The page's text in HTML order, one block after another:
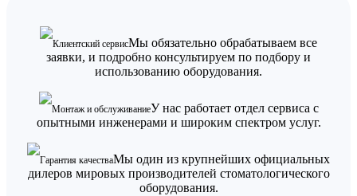
Клиентский сервисМы обязательно обрабатываем все
заявки, и подробно консультируем по подбору и
использованию оборудования.
Монтаж и обслуживаниеУ нас работает отдел сервиса с
опытными инженерами и широким спектром услуг.
Гарантия качестваМы один из крупнейших официальных
дилеров мировых производителей стоматологического
оборудования.